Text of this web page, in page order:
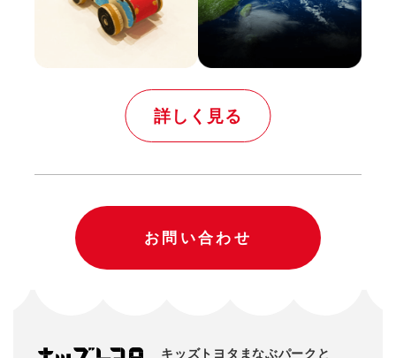
詳しく見る
お問い合わせ
キッズトヨタまなぶパークと